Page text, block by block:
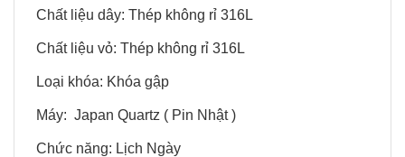
Chất liệu dây: Thép không rỉ 316L
Chất liệu vỏ: Thép không rỉ 316L
Loại khóa: Khóa gập
Máy: Japan Quartz ( Pin Nhật )
Chức năng: Lịch Ngày